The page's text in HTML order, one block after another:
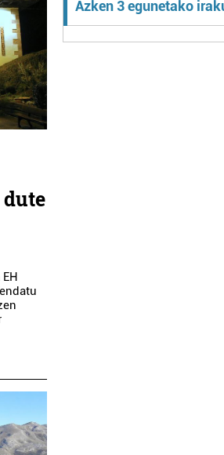
dute
Azken 3 egunetako